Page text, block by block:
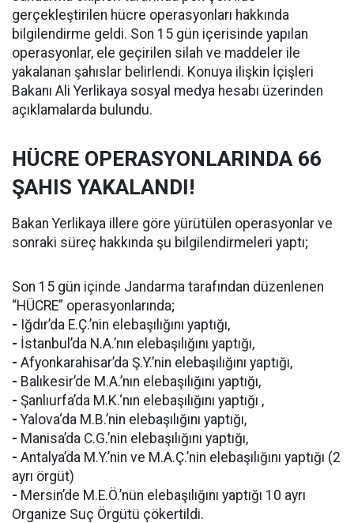
gerçekleştirilen hücre operasyonları hakkında
bilgilendirme geldi. Son 15 gün içerisinde yapılan
operasyonlar, ele geçirilen silah ve maddeler ile
yakalanan şahıslar belirlendi. Konuya ilişkin İçişleri
Bakanı Ali Yerlikaya sosyal medya hesabı üzerinden
açıklamalarda bulundu.
HÜCRE OPERASYONLARINDA 66
ŞAHIS YAKALANDI!
Bakan Yerlikaya illere göre yürütülen operasyonlar ve
sonraki süreç hakkında şu bilgilendirmeleri yaptı;
Son 15 gün içinde Jandarma tarafından düzenlenen
“HÜCRE” operasyonlarında;
- Iğdır’da E.Ç.’nin elebaşılığını yaptığı,
- İstanbul’da N.A.’nın elebaşılığını yaptığı,
- Afyonkarahisar’da Ş.Y.’nin elebaşılığını yaptığı,
- Balıkesir’de M.A.’nın elebaşılığını yaptığı,
- Şanlıurfa’da M.K.‘nın elebaşılığını yaptığı ,
- Yalova‘da M.B.’nin elebaşılığını yaptığı,
- Manisa’da C.G.’nin elebaşılığını yaptığı,
- Antalya’da M.Y.’nin ve M.A.Ç.’nin elebaşılığını yaptığı (2
ayrı örgüt)
- Mersin’de M.E.Ö.’nün elebaşılığını yaptığı 10 ayrı
Organize Suç Örgütü çökertildi.